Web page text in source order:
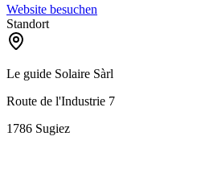
Website besuchen
Standort
Le guide Solaire Sàrl
Route de l'Industrie 7
1786 Sugiez